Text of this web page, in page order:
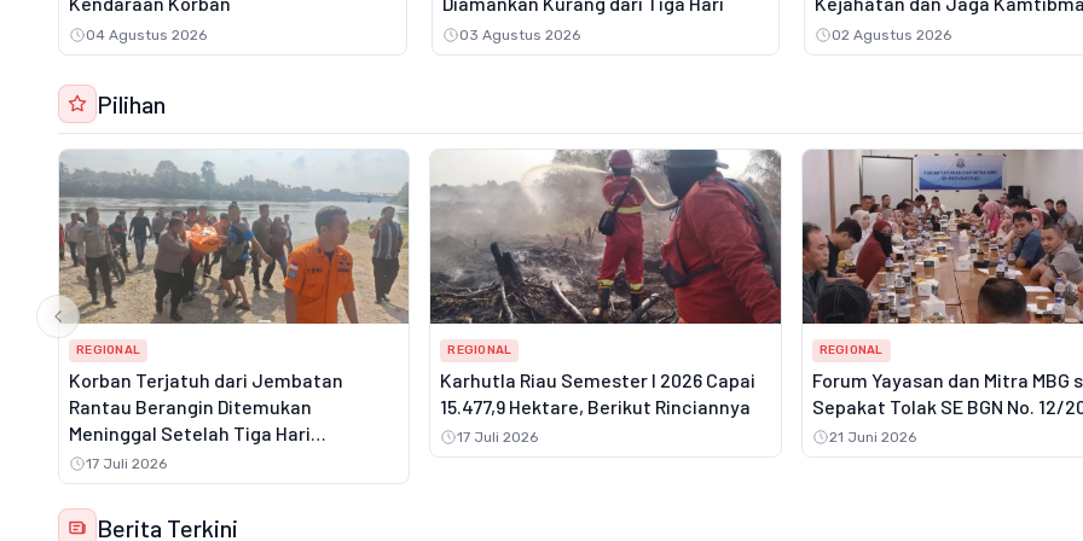
04 Agustus 2026 03 Agustus 2026 02 Agustus 2026
Pilihan
REGIONAL
Korban Terjatuh dari Jembatan
Rantau Berangin Ditemukan
Meninggal Setelah Tiga Hari
Pencarian
17 Juli 2026
REGIONAL
Karhutla Riau Semester I 2026 Capai
15.477,9 Hektare, Berikut Rinciannya
17 Juli 2026
REGIONAL
Forum Yayasan dan Mitra MBG
Sepakat Tolak SE BGN No. 12/
21 Juni 2026
Berita Terkini